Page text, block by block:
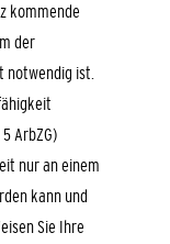
kommende
der
notwendig ist.
5 ArbZG)
nur an einem
kann und
Sie Ihre